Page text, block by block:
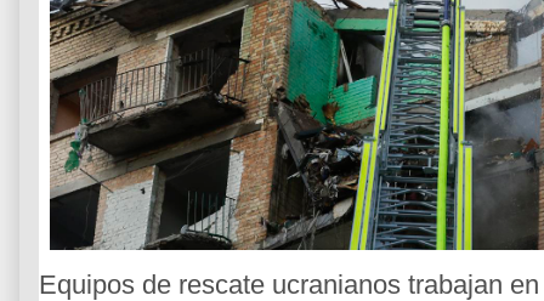
Equipos de rescate ucranianos trabajan